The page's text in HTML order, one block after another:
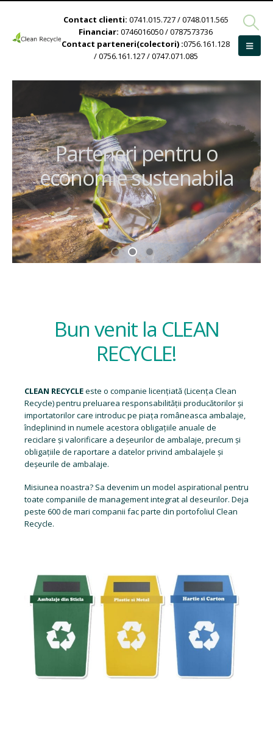
Contact clienti: 0741.015.727 / 0748.011.565
Financiar: 0746016050 / 0787573736
Contact parteneri(colectori) :0756.161.128
/ 0756.161.127 / 0747.071.085
Bun venit la CLEAN
RECYCLE!
CLEAN RECYCLEeste o companie licențiată (Licența Clean
Recycle) pentru preluarea responsabilității producătorilor și
importatorilor care introduc pe piața româneasca ambalaje,
îndeplinind in numele acestora obligațiile anuale de
reciclare și valorificare a deșeurilor de ambalaje, precum și
obligațiile de raportare a datelor privind ambalajele și
deșeurile de ambalaje.
Misiunea noastra? Sa devenim un model aspirational pentru
toate companiile de management integrat al deseurilor. Deja
peste 600 de mari companii fac parte din portofoliul Clean
Recycle.